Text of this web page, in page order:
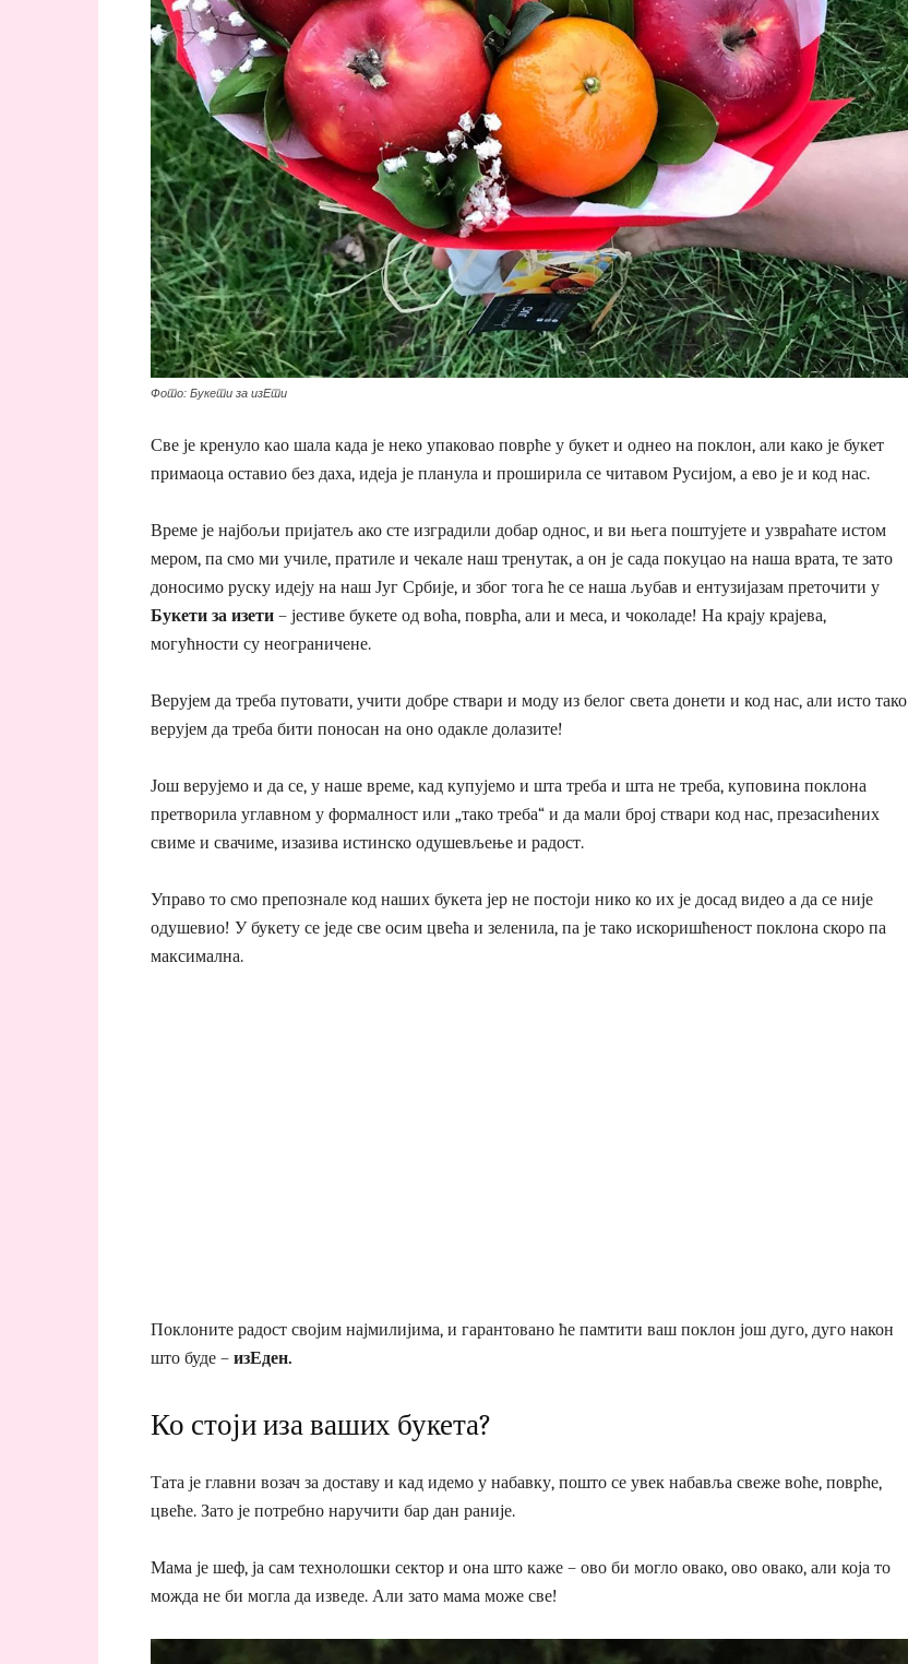
Фото: Букети за изЕти
Све је кренуло као шала када је неко упаковао поврће у букет и однео на поклон, али како је букет
примаоца оставио без даха, идеја је планула и проширила се читавом Русијом, а ево је и код нас.
Време је најбољи пријатељ ако сте изградили добар однос, и ви њега поштујете и узвраћате истом
мером, па смо ми училе, пратиле и чекале наш тренутак, а он је сада покуцао на наша врата, те зато
доносимо руску идеју на наш Југ Србије, и због тога ће се наша љубав и ентузијазам преточити у
Букети за изети – јестиве букете од воћа, поврћа, али и меса, и чоколаде! На крају крајева,
могућности су неограничене.
Верујем да треба путовати, учити добре ствари и моду из белог света донети и код нас, али исто тако
верујем да треба бити поносан на оно одакле долазите!
Још верујемо и да се, у наше време, кад купујемо и шта треба и шта не треба, куповина поклона
претворила углавном у формалност или „тако треба“ и да мали број ствари код нас, презасићених
свиме и свачиме, изазива истинско одушевљење и радост.
Управо то смо препознале код наших букета јер не постоји нико ко их је досад видео а да се није
одушевио! У букету се једе све осим цвећа и зеленила, па је тако искоришћеност поклона скоро па
максимална.
Поклоните радост својим најмилијима, и гарантовано ће памтити ваш поклон још дуго, дуго након
што буде – изЕден.
Ко стоји иза ваших букета?
Тата је главни возач за доставу и кад идемо у набавку, пошто се увек набавља свеже воће, поврће,
цвеће. Зато је потребно наручити бар дан раније.
Мама је шеф, ја сам технолошки сектор и она што каже – ово би могло овако, ово овако, али која то
можда не би могла да изведе. Али зато мама може све!